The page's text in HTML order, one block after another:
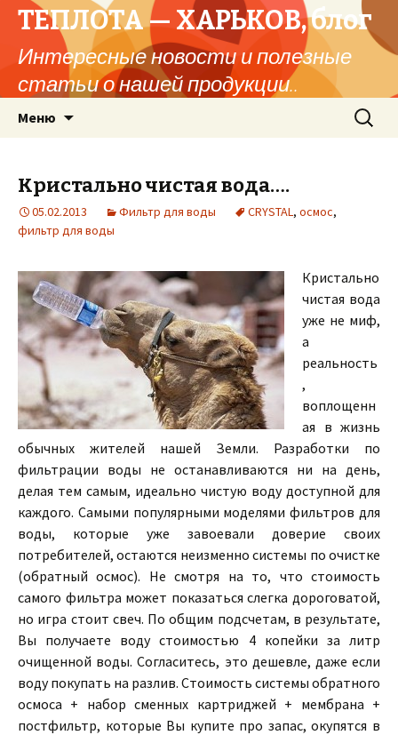
ТЕПЛОТА — ХАРЬКОВ, блог
Интересные новости и полезные
статьи о нашей продукции..
Меню Найти:
Кристально чистая вода….
05.02.2013 Фильтр для воды CRYSTAL, осмос,
фильтр для воды
Кристально
чистая вода
уже не миф,
а
реальность
,
воплощенн
ая в жизнь
обычных жителей нашей Земли. Разработки по
фильтрации воды не останавливаются ни на день,
делая тем самым, идеально чистую воду доступной для
каждого. Самыми популярными моделями фильтров для
воды, которые уже завоевали доверие своих
потребителей, остаются неизменно системы по очистке
(обратный осмос). Не смотря на то, что стоимость
самого фильтра может показаться слегка дороговатой,
но игра стоит свеч. По общим подсчетам, в результате,
Вы получаете воду стоимостью 4 копейки за литр
очищенной воды. Согласитесь, это дешевле, даже если
воду покупать на разлив. Стоимость системы обратного
осмоса + набор сменных картриджей + мембрана +
постфильтр, которые Вы купите про запас, окупятся в